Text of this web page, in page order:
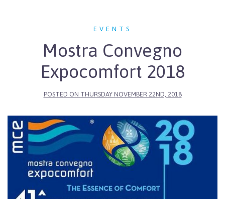
EVENTS
Mostra Convegno
Expocomfort 2018
POSTED ON THURSDAY NOVEMBER 22ND, 2018